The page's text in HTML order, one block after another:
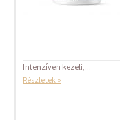
Intenzíven kezeli,...
Részletek »